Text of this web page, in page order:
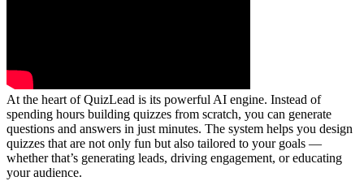
At the heart of QuizLead is its powerful AI engine. Instead of
spending hours building quizzes from scratch, you can generate
questions and answers in just minutes. The system helps you design
quizzes that are not only fun but also tailored to your goals —
whether that’s generating leads, driving engagement, or educating
your audience.